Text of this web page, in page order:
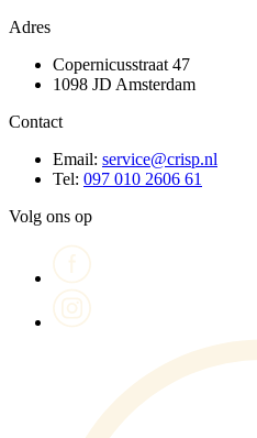
Adres
Copernicusstraat 47
1098 JD Amsterdam
Contact
Email: service@crisp.nl
Tel: 097 010 2606 61
Volg ons op